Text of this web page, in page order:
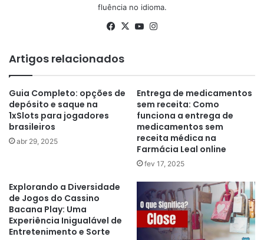
fluência no idioma.
Facebook
X YouTube
Artigos relacionados
Guia Completo: opções de
depósito e saque na
1xSlots para jogadores
brasileiros
abr 29, 2025
Entrega de medicamentos
sem receita: Como
funciona a entrega de
medicamentos sem
receita médica na
Farmácia Leal online
fev 17, 2025
Explorando a Diversidade
de Jogos do Cassino
Bacana Play: Uma
Experiência Inigualável de
Entretenimento e Sorte